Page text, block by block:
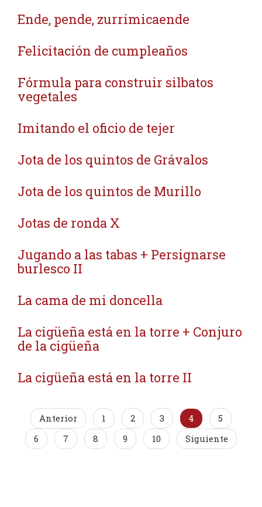
Ende, pende, zurrimicaende
Felicitación de cumpleaños
Fórmula para construir silbatos
vegetales
Imitando el oficio de tejer
Jota de los quintos de Grávalos
Jota de los quintos de Murillo
Jotas de ronda X
Jugando a las tabas + Persignarse
burlesco II
La cama de mi doncella
La cigüeña está en la torre + Conjuro
de la cigüeña
La cigüeña está en la torre II
Anterior 1 2 3 4
5
6
7 8 9 10 Siguiente